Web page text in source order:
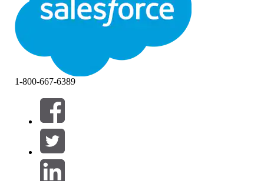
Filtres (0)
SÉLECTIONNER DES FILTRES
Gamme de produits
1-800-667-6389